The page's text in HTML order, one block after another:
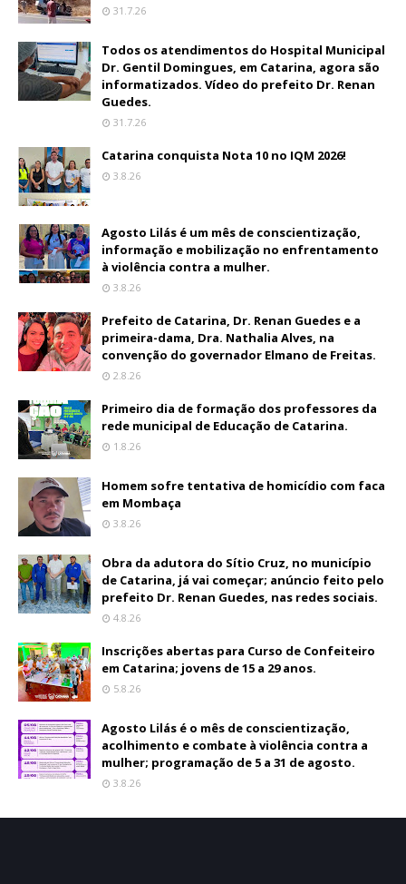
31.7.26
Todos os atendimentos do Hospital Municipal
Dr. Gentil Domingues, em Catarina, agora são
informatizados. Vídeo do prefeito Dr. Renan
Guedes.
31.7.26
Catarina conquista Nota 10 no IQM 2026!
3.8.26
Agosto Lilás é um mês de conscientização,
informação e mobilização no enfrentamento
à violência contra a mulher.
3.8.26
Prefeito de Catarina, Dr. Renan Guedes e a
primeira-dama, Dra. Nathalia Alves, na
convenção do governador Elmano de Freitas.
2.8.26
Primeiro dia de formação dos professores da
rede municipal de Educação de Catarina.
1.8.26
Homem sofre tentativa de homicídio com faca
em Mombaça
3.8.26
Obra da adutora do Sítio Cruz, no município
de Catarina, já vai começar; anúncio feito pelo
prefeito Dr. Renan Guedes, nas redes sociais.
4.8.26
Inscrições abertas para Curso de Confeiteiro
em Catarina; jovens de 15 a 29 anos.
5.8.26
Agosto Lilás é o mês de conscientização,
acolhimento e combate à violência contra a
mulher; programação de 5 a 31 de agosto.
3.8.26